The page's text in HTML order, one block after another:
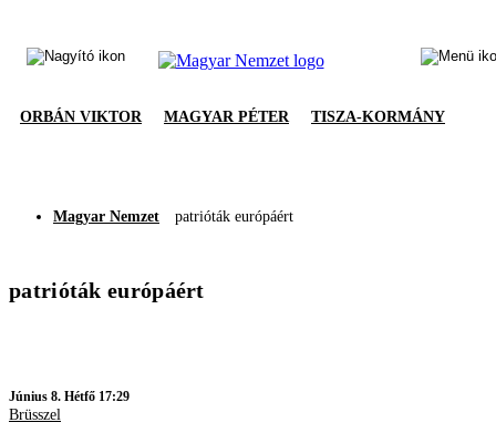
ORBÁN VIKTOR MAGYAR PÉTER TISZA-KORMÁNY
Magyar Nemzet patrióták európáért
patrióták európáért
Június 8. Hétfő 17:29
Brüsszel